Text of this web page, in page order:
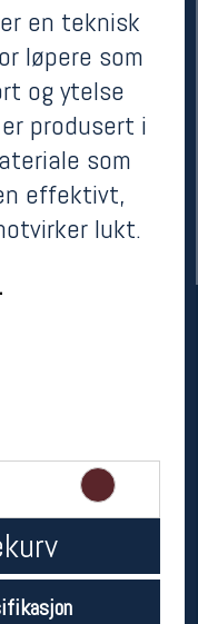
en teknisk
løpere som
og ytelse
produsert i
som
effektivt,
lukt.